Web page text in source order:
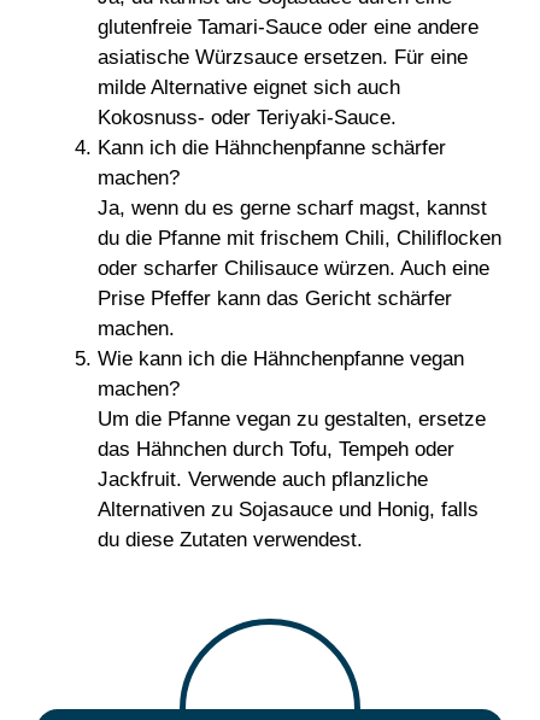
glutenfreie Tamari-Sauce oder eine andere
asiatische Würzsauce ersetzen. Für eine
milde Alternative eignet sich auch
Kokosnuss- oder Teriyaki-Sauce.
Kann ich die Hähnchenpfanne schärfer
machen?
Ja, wenn du es gerne scharf magst, kannst
du die Pfanne mit frischem Chili, Chiliflocken
oder scharfer Chilisauce würzen. Auch eine
Prise Pfeffer kann das Gericht schärfer
machen.
Wie kann ich die Hähnchenpfanne vegan
machen?
Um die Pfanne vegan zu gestalten, ersetze
das Hähnchen durch Tofu, Tempeh oder
Jackfruit. Verwende auch pflanzliche
Alternativen zu Sojasauce und Honig, falls
du diese Zutaten verwendest.